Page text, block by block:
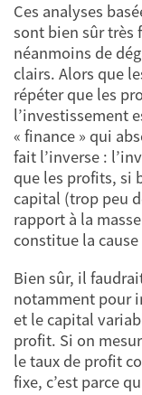
Ces analyses
sont bien sûr très
néanmoins de
clairs. Alors que
répéter que les
l’investissement
« finance » qui
fait l’inverse :
que les profits, si
capital (trop peu
rapport à la
constitue la
Bien sûr, il
notamment pour
et le capital
profit. Si on
le taux de profit
fixe, c’est parce